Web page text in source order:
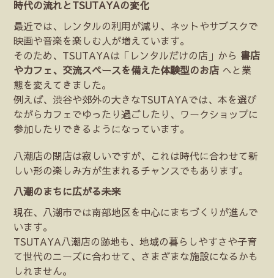
時代の流れとTSUTAYAの変化
最近では、レンタルの利用が減り、ネットやサブスクで
映画や音楽を楽しむ人が増えています。
そのため、TSUTAYAは「レンタルだけの店」から 書店
やカフェ、交流スペースを備えた体験型のお店 へと業
態を変えてきました。
例えば、渋谷や郊外の大きなTSUTAYAでは、本を選び
ながらカフェでゆったり過ごしたり、ワークショップに
参加したりできるようになっています。
八潮店の閉店は寂しいですが、これは時代に合わせて新
しい形の楽しみ方が生まれるチャンスでもあります。
八潮のまちに広がる未来
現在、八潮市では南部地区を中心にまちづくりが進んで
います。
TSUTAYA八潮店の跡地も、地域の暮らしやすさや子育
て世代のニーズに合わせて、さまざまな施設になるかも
しれません。